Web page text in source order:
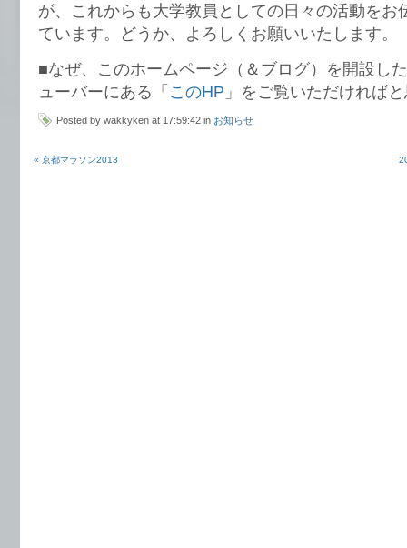
が、これからも大学教員としての日々の活動をお
ています。どうか、よろしくお願いいたします。
■なぜ、このホームページ（＆ブログ）を開設し
ューバーにある「 このHP 」をご覧いただければ
Posted by wakkyken at 17:59:42 in お知らせ
« 京都マラソン2013